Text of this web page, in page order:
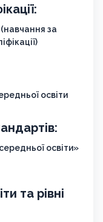
за
освіти
освіти»
та рівні